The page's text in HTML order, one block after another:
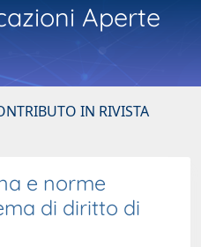
Aperte
IN RIVISTA
e norme
di diritto di